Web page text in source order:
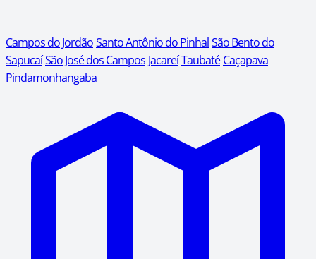
Campos do JordãoSanto Antônio do PinhalSão Bento do
SapucaíSão José dos Campos JacareíTaubaté Caçapava
Pindamonhangaba